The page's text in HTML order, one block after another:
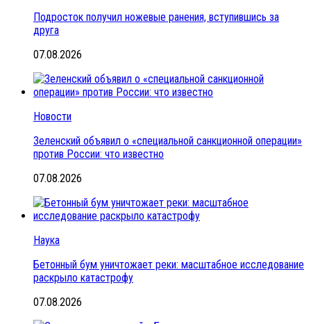
Подросток получил ножевые ранения, вступившись за
друга
07.08.2026
Новости
Зеленский объявил о «специальной санкционной операции»
против России: что известно
07.08.2026
Наука
Бетонный бум уничтожает реки: масштабное исследование
раскрыло катастрофу
07.08.2026